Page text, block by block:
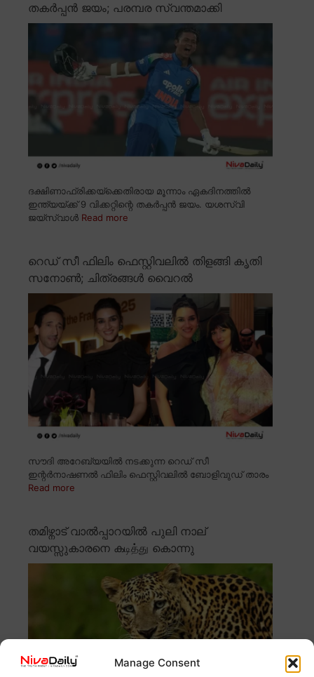
Manage Consent
തകർപ്പൻ ജയം; പരമ്പര സ്വന്തമാക്കി
ദക്ഷിണാഫ്രിക്കയ്ക്കെതിരായ മൂന്നാം ഏകദിനത്തിൽ
ഇന്ത്യയ്ക്ക് 9 വിക്കറ്റിന്റെ തകർപ്പൻ ജയം. യശസ്വി
ജയ്സ്വാൾ Read more
റെഡ് സീ ഫിലിം ഫെസ്റ്റിവലിൽ തിളങ്ങി കൃതി
സനോൺ; ചിത്രങ്ങൾ വൈറൽ
സൗദി അറേബ്യയിൽ നടക്കുന്ന റെഡ് സീ
ഇന്റർനാഷണൽ ഫിലിം ഫെസ്റ്റിവലിൽ ബോളിവുഡ് താരം
Read more
തമിഴ്നാട് വാൽപ്പാറയിൽ പുലി നാല്
വയസ്സുകാരനെ കடித்து കൊന്നു